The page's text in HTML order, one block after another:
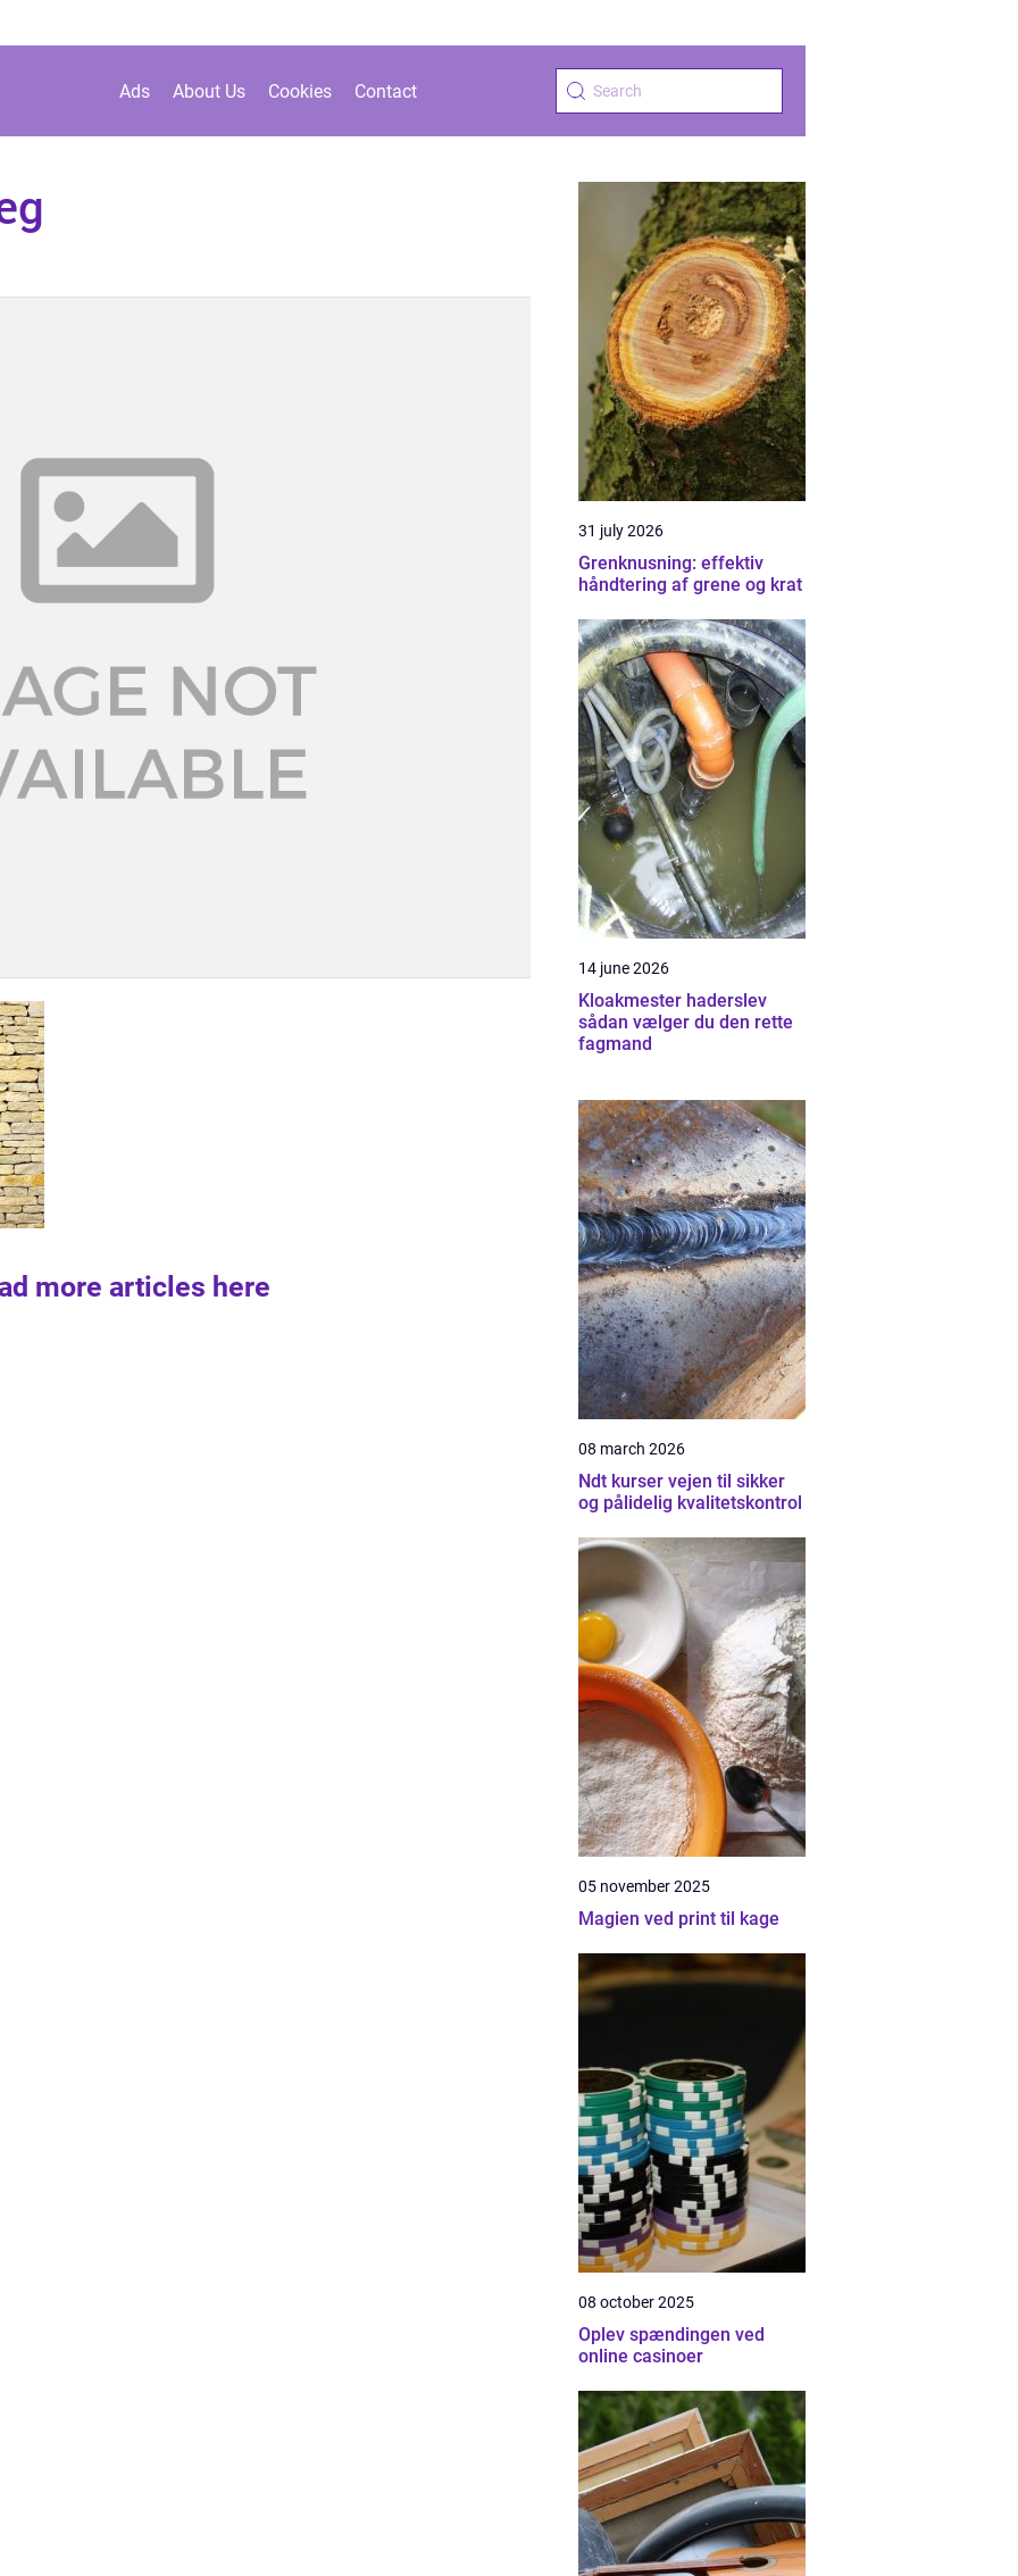
Ads About Us Cookies Contact
more articles here
31 july 2026
Grenknusning: effektiv
håndtering af grene og krat
14 june 2026
Kloakmester haderslev
sådan vælger du den rette
fagmand
08 march 2026
Ndt kurser vejen til sikker
og pålidelig kvalitetskontrol
05 november 2025
Magien ved print til kage
08 october 2025
Oplev spændingen ved
online casinoer